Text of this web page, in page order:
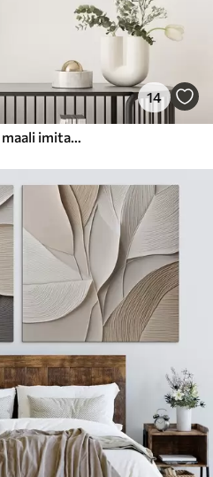
14
Abstraktne kompositsioon, maali imitatsioon